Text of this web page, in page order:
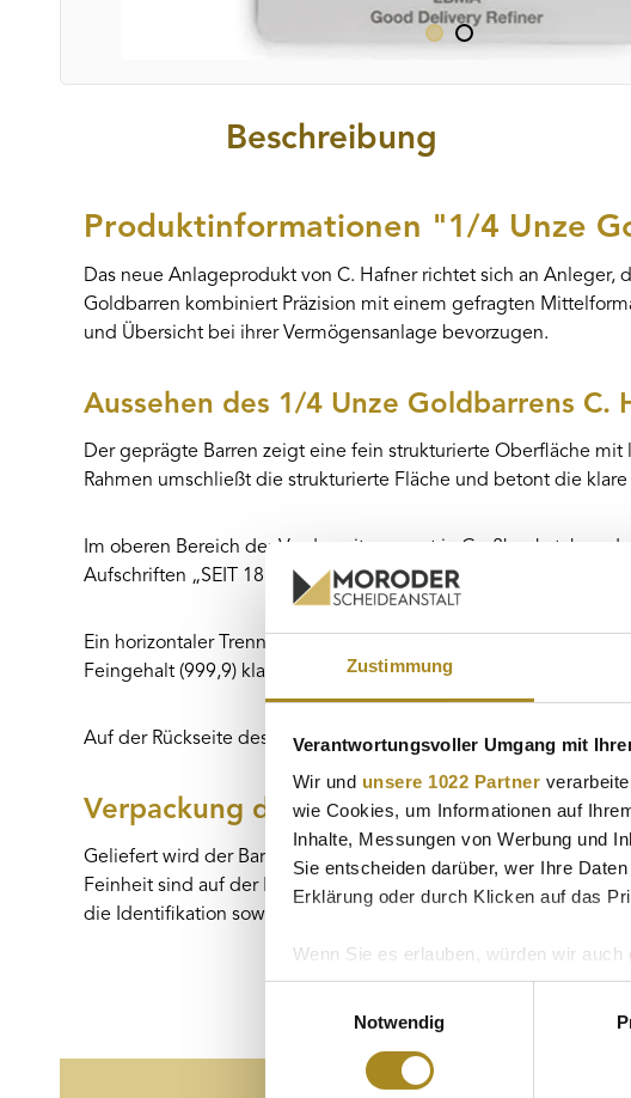
Zustimmung
Verantwortungsvoller Umgang mit
Wir und unsere 1022 Partner
wie Cookies, um Informationen auf
Inhalte, Messungen von Werbung und
Sie entscheiden darüber, wer Ihre
Erklärung oder durch Klicken auf das
Wenn Sie es erlauben, würden wir auch
Informationen über Ihre
Ihr Gerät durch aktives
Erfahren Sie mehr darüber, wie Ihre
Einzelheitenfest.
Notwendig
Beschreibung
Produktinformationen "1/4 Unze
Das neue Anlageprodukt von C. Hafner richtet sich an
Goldbarren kombiniert Präzision mit einem gefragten
und Übersicht bei ihrer Vermögensanlage bevorzugen.
Aussehen des 1/4 Unze Goldbarrens C.
Der geprägte Barren zeigt eine fein strukturierte Oberfläche
Rahmen umschließt die strukturierte Fläche und betont die
Im oberen Bereich der Vorderseite prangt in Großbuchstaben
Aufschriften „SEIT 1850“ und „GERMANY“, die Tradition und
Ein horizontaler Trennstrich trennt den oberen Bereich von den
Feingehalt (999,9) klar angegeben.
Auf der Rückseite des Blisters ist die individuelle
Verpackung des Barrens
Geliefert wird der Barren im CertiCard® Security Case, das
Feinheit sind auf der Rückseite vermerkt, während der Barren
die Identifikation sowie einen späteren Wiederverkauf.